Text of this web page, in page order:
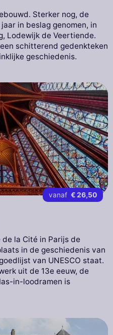
Sterker nog, de
in beslag genomen, in
Lodewijk de Veertiende.
schitterend gedenkteken
geschiedenis.
vanaf € 26,50
la Cité in Parijs de
in de geschiedenis van
van UNESCO staat.
uit de 13e eeuw, de
in-loodramen is